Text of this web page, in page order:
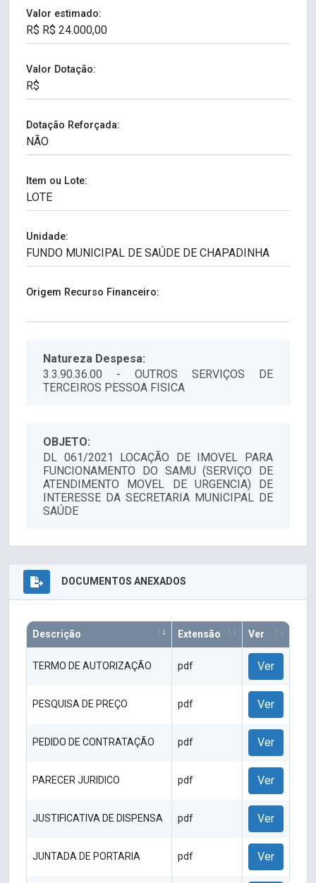
Valor estimado:
Valor Dotação:
Dotação Reforçada:
Item ou Lote:
Unidade:
Origem Recurso Financeiro:
Natureza Despesa:
3.3.90.36.00 - OUTROS SERVIÇOS DE
TERCEIROS PESSOA FISICA
OBJETO:
DL 061/2021 LOCAÇÃO DE IMOVEL PARA
FUNCIONAMENTO DO SAMU (SERVIÇO DE
ATENDIMENTO MOVEL DE URGENCIA) DE
INTERESSE DA SECRETARIA MUNICIPAL DE
SAÚDE
DOCUMENTOS ANEXADOS
Descrição Extensão Ver
TERMO DE AUTORIZAÇÃO pdf Ver
PESQUISA DE PREÇO pdf Ver
PEDIDO DE CONTRATAÇÃO pdf Ver
PARECER JURIDICO pdf Ver
JUSTIFICATIVA DE DISPENSA pdf Ver
JUNTADA DE PORTARIA pdf Ver